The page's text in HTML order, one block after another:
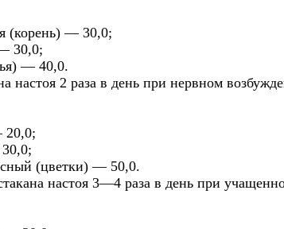
(корень) — 30,0;
30,0;
— 40,0.
настоя 2 раза в день при нервном
20,0;
(цветки) — 50,0.
настоя 3—4 раза в день при